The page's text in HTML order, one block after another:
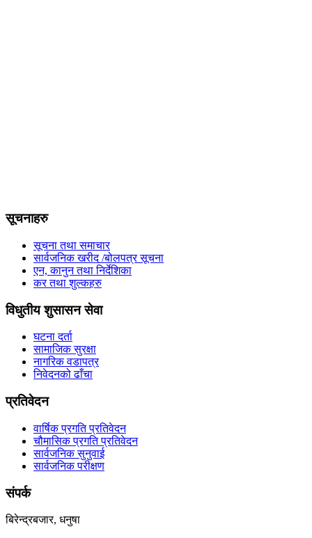
सूचनाहरु
सूचना तथा समाचार
सार्वजनिक खरीद /बोलपत्र सूचना
एन, कानुन तथा निर्देशिका
कर तथा शुल्कहरु
विधुतीय शुसासन सेवा
घटना दर्ता
सामाजिक सुरक्षा
नागरिक वडापत्र
निवेदनको ढाँचा
प्रतिवेदन
वार्षिक प्रगति प्रतिवेदन
चौमासिक प्रगति प्रतिवेदन
सार्वजनिक सुनुवाई
सार्वजनिक परीक्षण
संपर्क
बिरेन्द्रबजार, धनुषा